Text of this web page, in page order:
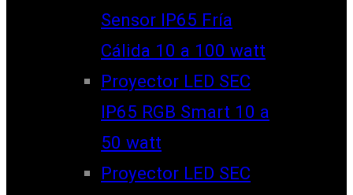
Sensor IP65 Fría
Cálida 10 a 100 watt
Proyector LED SEC
IP65 RGB Smart 10 a
50 watt
Proyector LED SEC